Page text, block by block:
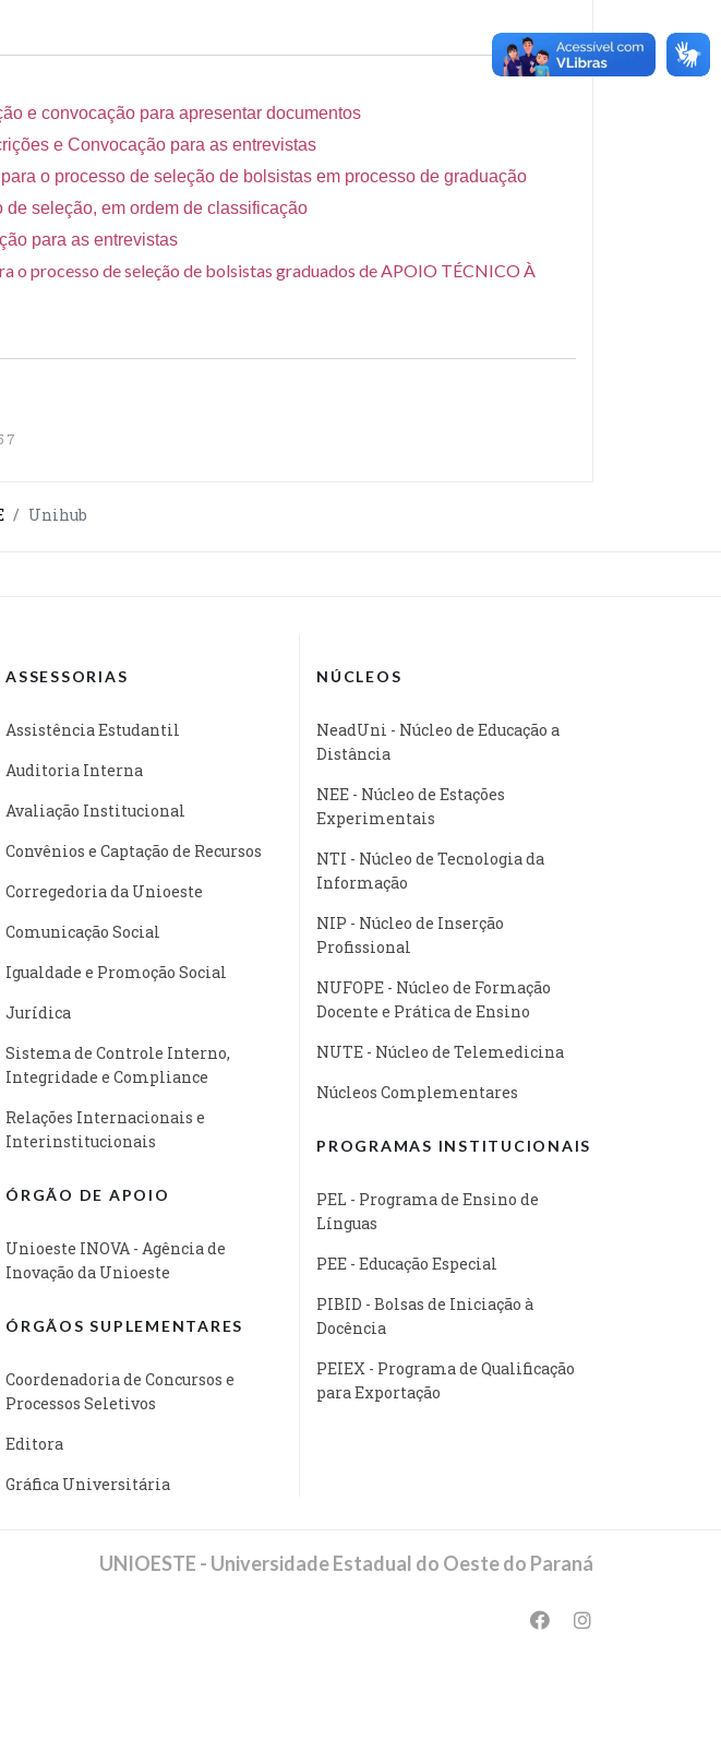
e convocação para apresentar documentos
e Convocação para as entrevistas
o processo de seleção de bolsistas em processo de graduação
seleção, em ordem de classificação
para as entrevistas
o processo de seleção de bolsistas graduados de APOIO TÉCNICO À
Unihub
ASSESSORIAS
Assistência Estudantil
Auditoria Interna
Avaliação Institucional
Convênios e Captação de Recursos
Corregedoria da Unioeste
Comunicação Social
Igualdade e Promoção Social
Jurídica
Sistema de Controle Interno,
Integridade e Compliance
Relações Internacionais e
Interinstitucionais
ÓRGÃO DE APOIO
Unioeste INOVA - Agência de
Inovação da Unioeste
ÓRGÃOS SUPLEMENTARES
Coordenadoria de Concursos e
Processos Seletivos
Editora
Gráfica Universitária
NÚCLEOS
NeadUni - Núcleo de Educação a
Distância
NEE - Núcleo de Estações
Experimentais
NTI - Núcleo de Tecnologia da
Informação
NIP - Núcleo de Inserção
Profissional
NUFOPE - Núcleo de Formação
Docente e Prática de Ensino
NUTE - Núcleo de Telemedicina
Núcleos Complementares
PROGRAMAS INSTITUCIONAIS
PEL - Programa de Ensino de
Línguas
PEE - Educação Especial
PIBID - Bolsas de Iniciação à
Docência
PEIEX - Programa de Qualificação
para Exportação
UNIOESTE - Universidade Estadual do Oeste do Paraná